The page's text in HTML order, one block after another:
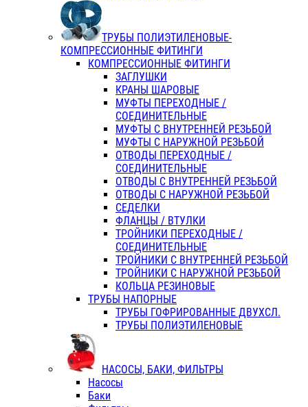
ТРУБЫ ПОЛИЭТИЛЕНОВЫЕ-
КОМПРЕССИОННЫЕ ФИТИНГИ
КОМПРЕССИОННЫЕ ФИТИНГИ
ЗАГЛУШКИ
КРАНЫ ШАРОВЫЕ
МУФТЫ ПЕРЕХОДНЫЕ /
СОЕДИНИТЕЛЬНЫЕ
МУФТЫ С ВНУТРЕННЕЙ РЕЗЬБОЙ
МУФТЫ С НАРУЖНОЙ РЕЗЬБОЙ
ОТВОДЫ ПЕРЕХОДНЫЕ /
СОЕДИНИТЕЛЬНЫЕ
ОТВОДЫ С ВНУТРЕННЕЙ РЕЗЬБОЙ
ОТВОДЫ С НАРУЖНОЙ РЕЗЬБОЙ
СЕДЕЛКИ
ФЛАНЦЫ / ВТУЛКИ
ТРОЙНИКИ ПЕРЕХОДНЫЕ /
СОЕДИНИТЕЛЬНЫЕ
ТРОЙНИКИ С ВНУТРЕННЕЙ РЕЗЬБОЙ
ТРОЙНИКИ С НАРУЖНОЙ РЕЗЬБОЙ
КОЛЬЦА РЕЗИНОВЫЕ
ТРУБЫ НАПОРНЫЕ
ТРУБЫ ГОФРИРОВАННЫЕ ДВУХСЛ.
ТРУБЫ ПОЛИЭТИЛЕНОВЫЕ
НАСОСЫ, БАКИ, ФИЛЬТРЫ
Насосы
Баки